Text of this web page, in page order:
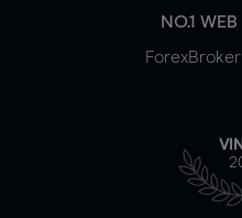
NO.1